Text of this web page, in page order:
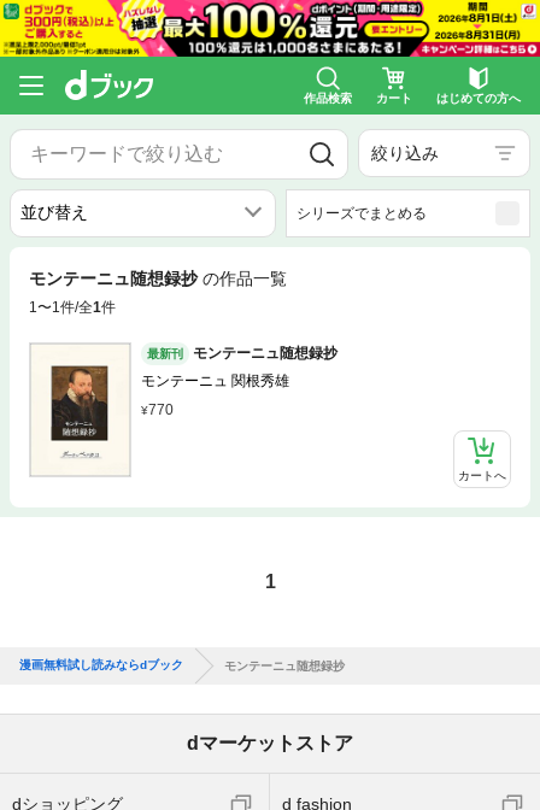
作品検索 カート はじめての方へ
絞り込み
シリーズでまとめる
モンテーニュ随想録抄 の作品一覧
1〜1件/全1件
最新刊
モンテーニュ随想録抄
モンテーニュ 関根秀雄
770
カートへ
1
漫画無料試し読みならdブック モンテーニュ随想録抄
dマーケットストア
dショッピング d fashion